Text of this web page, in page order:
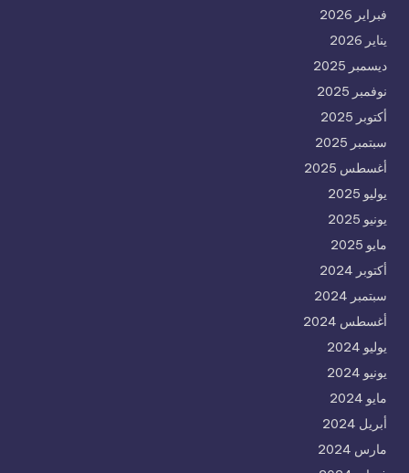
فبراير 2026
يناير 2026
ديسمبر 2025
نوفمبر 2025
أكتوبر 2025
سبتمبر 2025
أغسطس 2025
يوليو 2025
يونيو 2025
مايو 2025
أكتوبر 2024
سبتمبر 2024
أغسطس 2024
يوليو 2024
يونيو 2024
مايو 2024
أبريل 2024
مارس 2024